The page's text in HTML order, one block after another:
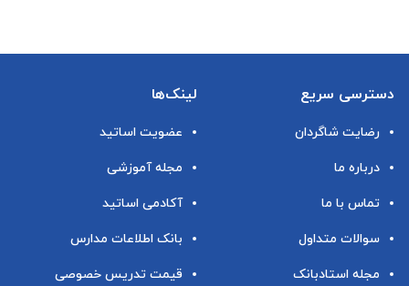
دسترسی سریع
رضایت شاگردان
درباره ما
تماس با ما
سوالات متداول
مجله استادبانک
لینک‌ها
عضویت اساتید
مجله آموزشی
آکادمی اساتید
بانک اطلاعات مدارس
قیمت تدریس خصوصی